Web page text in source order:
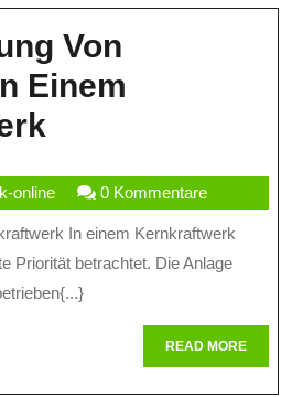
Von
Einem
Von
Sicherheit
In
Einem
Kernkraftwerk
onlineilk-
online
0 Kommentare
Priorität betrachtet. Die Anlage
READ MOREREAD
MORE